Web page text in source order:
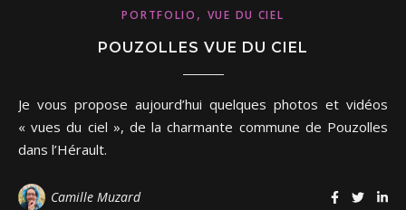
PORTFOLIO , VUE DU CIEL
POUZOLLES VUE DU CIEL
Je vous propose aujourd’hui quelques photos et vidéos
« vues du ciel », de la charmante commune de Pouzolles
dans l’Hérault.
Camille Muzard